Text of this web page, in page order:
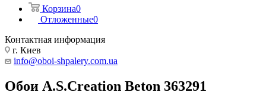
Корзина0
Отложенные0
Контактная информация
г. Киев
info@oboi-shpalery.com.ua
Обои A.S.Creation Beton 363291